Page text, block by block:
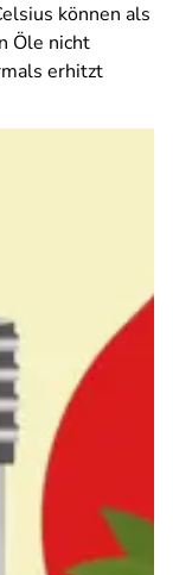
können als
Öle nicht
erhitzt